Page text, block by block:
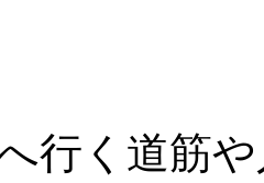
行く道筋